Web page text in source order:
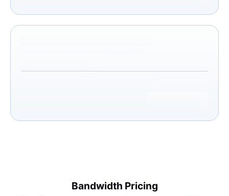
Bandwidth Pricing